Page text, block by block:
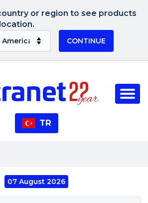
or region to see products
CONTINUE
TR
07 August 2026